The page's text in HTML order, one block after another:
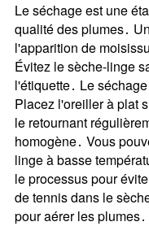
Le séchage est une
qualité des plumes․
l'apparition de
Évitez le sèche-linge
l'étiquette․ Le
Placez l'oreiller à plat
le retournant
homogène․ Vous
linge à basse
le processus pour
de tennis dans le
pour aérer les plumes․